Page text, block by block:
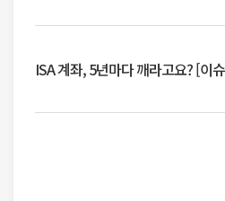
ISA 계좌, 5년마다 깨라고요? [이